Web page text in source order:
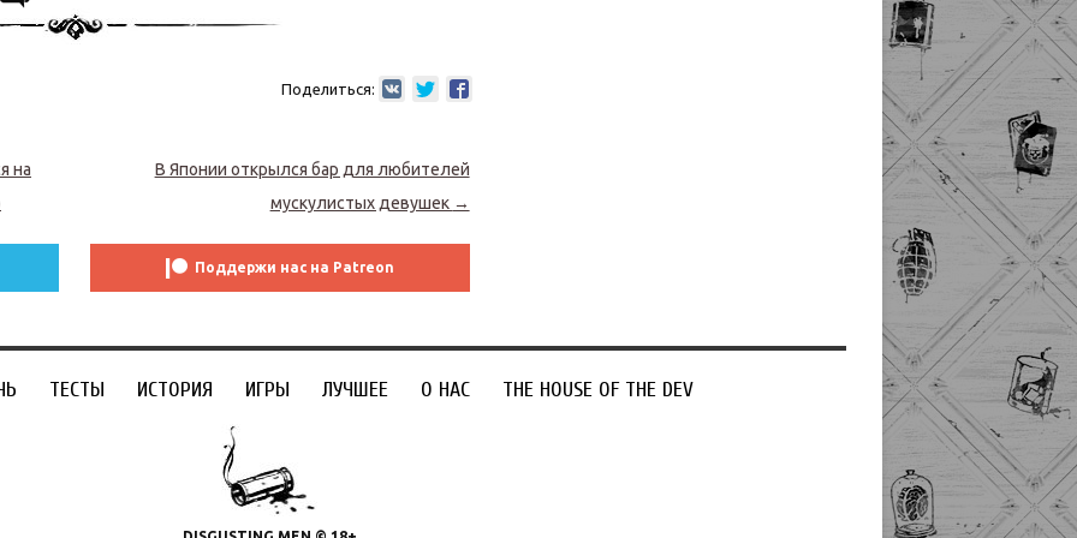
Поделиться:
на
В Японии открылся бар для любителей
мускулистых девушек →
Поддержи нас на Patreon
ТЕСТЫ ИСТОРИЯ ИГРЫ ЛУЧШЕЕ О НАС THE HOUSE OF THE DEV